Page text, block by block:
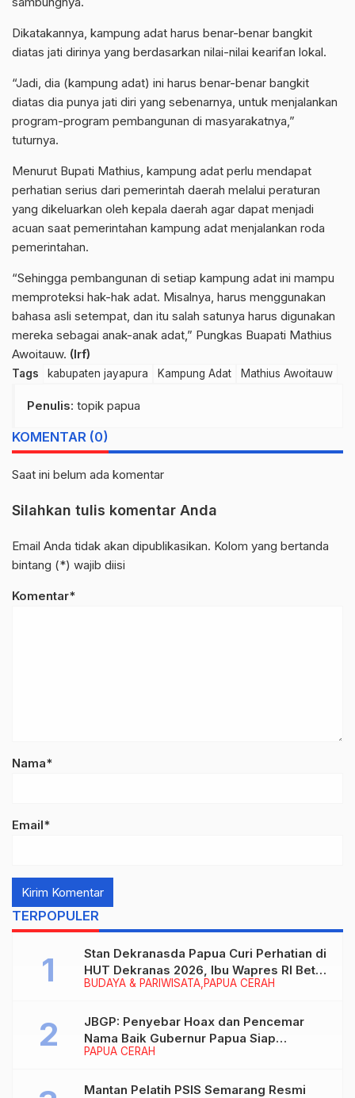
Dikatakannya, kampung adat harus benar-benar bangkit
diatas jati dirinya yang berdasarkan nilai-nilai kearifan lokal.
“Jadi, dia (kampung adat) ini harus benar-benar bangkit
diatas dia punya jati diri yang sebenarnya, untuk menjalankan
program-program pembangunan di masyarakatnya,”
tuturnya.
Menurut Bupati Mathius, kampung adat perlu mendapat
perhatian serius dari pemerintah daerah melalui peraturan
yang dikeluarkan oleh kepala daerah agar dapat menjadi
acuan saat pemerintahan kampung adat menjalankan roda
pemerintahan.
“Sehingga pembangunan di setiap kampung adat ini mampu
memproteksi hak-hak adat. Misalnya, harus menggunakan
bahasa asli setempat, dan itu salah satunya harus digunakan
mereka sebagai anak-anak adat,” Pungkas Buapati Mathius
Awoitauw. (Irf)
Tags kabupaten jayapura Kampung Adat Mathius Awoitauw
Penulis: topik papua
KOMENTAR (0)
Saat ini belum ada komentar
Silahkan tulis komentar Anda
Email Anda tidak akan dipublikasikan. Kolom yang bertanda
bintang (*) wajib diisi
Komentar*
Nama*
Email*
TERPOPULER
BUDAYA & PARIWISATA PAPUA CERAH
Stan Dekranasda Papua Curi Perhatian di
HUT Dekranas 2026, Ibu Wapres RI Betah
Menikmati Karya Perajin
PAPUA CERAH
JBGP: Penyebar Hoax dan Pencemar
Nama Baik Gubernur Papua Siap
Berhadapan dengan Hukum!
Mantan Pelatih PSIS Semarang Resmi